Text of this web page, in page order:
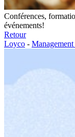
Conférences,
événements!
Retour
Loyco -